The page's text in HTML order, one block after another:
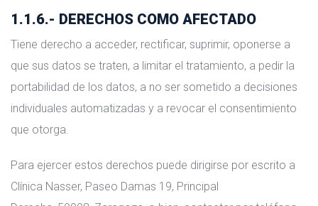
1.1.6.- DERECHOS COMO AFECTADO
Tiene derecho a acceder, rectificar, suprimir, oponerse a
que sus datos se traten, a limitar el tratamiento, a pedir la
portabilidad de los datos, a no ser sometido a decisiones
individuales automatizadas y a revocar el consentimiento
que otorga.
Para ejercer estos derechos puede dirigirse por escrito a
Clínica Nasser, Paseo Damas 19, Principal